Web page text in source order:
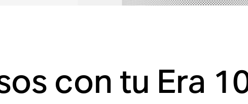
con tu Era